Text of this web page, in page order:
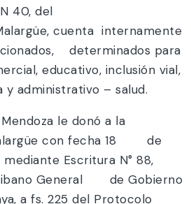
N 40, del
cuenta internamente
determinados para
educativo, inclusión vial,
administrativo – salud.
Mendoza le donó a la
con fecha 18 de
mediante Escritura N° 88,
General de Gobierno
a fs. 225 del Protocolo